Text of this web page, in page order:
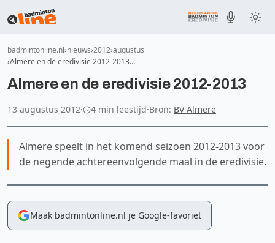
badmintonline.nl nieuws 2012 augustus
Almere en de eredivisie 2012-2013…
Almere en de eredivisie 2012-2013
13 augustus 2012· 4 min leestijd·Bron: BV Almere
Almere speelt in het komend seizoen 2012-2013 voor
de negende achtereenvolgende maal in de eredivisie.
Maak badmintonline.nl je Google-favoriet